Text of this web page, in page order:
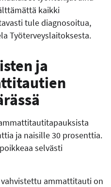
kaikki
tule diagnosoitua,
Työterveyslaitoksesta.
ja
ja naisille 30 prosenttia.
selvästi
ammattitauti on